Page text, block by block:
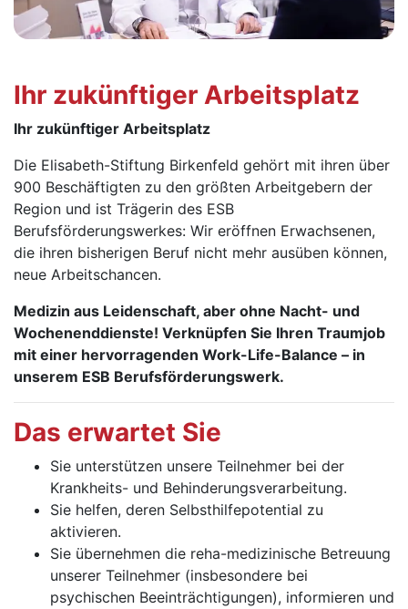
Ihr zukünftiger Arbeitsplatz
Ihr zukünftiger Arbeitsplatz
Die Elisabeth-Stiftung Birkenfeld gehört mit ihren über
900 Beschäftigten zu den größten Arbeitgebern der
Region und ist Trägerin des ESB
Berufsförderungswerkes: Wir eröffnen Erwachsenen,
die ihren bisherigen Beruf nicht mehr aus­üben können,
neue Arbeitschancen.
Medizin aus Leidenschaft, aber ohne Nacht- und
Wochenenddienste! Verknüpfen Sie Ihren Traumjob
mit einer hervorragenden Work-Life-Balance – in
unserem ESB Berufsförderungswerk.
Das erwartet Sie
Sie unterstützen unsere Teilnehmer bei der
Krankheits- und Behinderungsverarbeitung.
Sie helfen, deren Selbsthilfepotential zu
aktivieren.
Sie übernehmen die reha-medizinische Betreuung
unse­rer Teilnehmer (insbesondere bei
psychischen Beein­trächtigungen), informieren und